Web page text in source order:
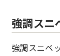
強調スニ
強調スニペ